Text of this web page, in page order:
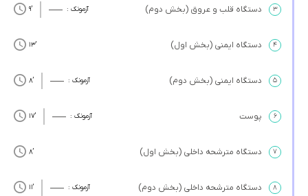
۳ دستگاه قلب و عروق (بخش دوم) آزمونک : ’9
۴ دستگاه ایمنی (بخش اول) ’13
۵ دستگاه ایمنی (بخش دوم) آزمونک : ’8
۶ پوست آزمونک : ’17
۷ دستگاه مترشحه داخلی (بخش اول) ’8
۸ دستگاه مترشحه داخلی (بخش دوم) آزمونک : ’11